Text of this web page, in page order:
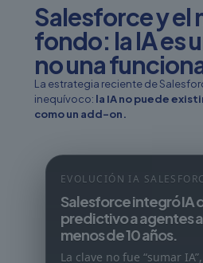
Salesforce y el
fondo: la IA es
no una
La estrategia reciente de
inequívoco: la IA no puede
como un add-on.
EVOLUCIÓN IA
Salesforce integró IA
predictivo a agentes
menos de 10 años.
La clave no fue “sumar